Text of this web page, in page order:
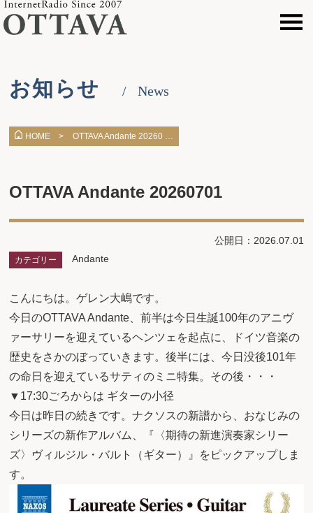
お知らせ News
HOME > OTTAVA Andante 20260 …
OTTAVA Andante 20260701
公開日：2026.07.01
カテゴリー Andante
こんにちは。ゲレン大嶋です。
今日のOTTAVA Andante、前半は今日生誕100年のアニヴ
ァーサリーを迎えているヘンツェを起点に、ドイツ音楽の
歴史をさかのぼっていきます。後半には、今日没後101年
の命日を迎えているサティのミニ特集。その後・・・
▼17:30ごろからは ギターの小径
今日は昨日の続きです。ナクソスの新譜から、おなじみの
シリーズの新作アルバム、『〈期待の新進演奏家シリー
ズ〉ヴィルジル・バルト（ギター）』をピックアップしま
す。